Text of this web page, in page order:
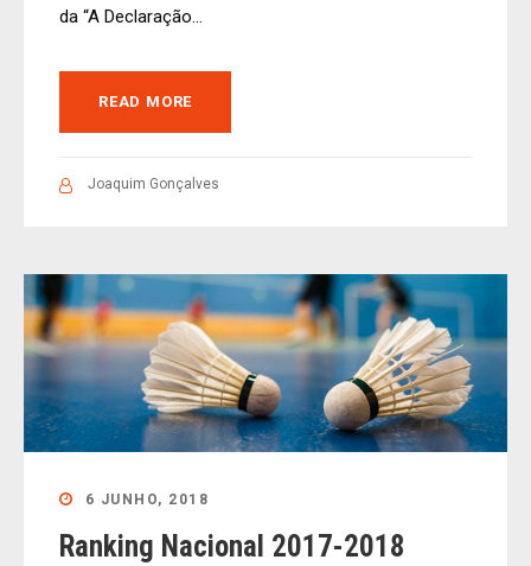
da “A Declaração...
READ MORE
Joaquim Gonçalves
6 JUNHO, 2018
Ranking Nacional 2017-2018